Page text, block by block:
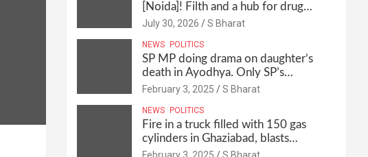
[Noida]! Filth and a hub for drug
abuse in Alpha-1, and no RWA
administration!
July 30, 2026 S Bharat
NEWS POLITICS
SP MP doing drama on daughter’s
death in Ayodhya. Only SP’s
scoundrel will be involved in this too
February 3, 2025 S Bharat
NEWS POLITICS
Fire in a truck filled with 150 gas
cylinders in Ghaziabad, blasts
continued for 30 minutes, people left